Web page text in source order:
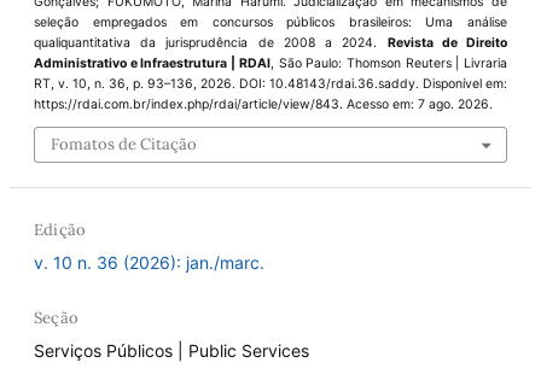
seleção empregados em concursos públicos brasileiros: Uma análise
qualiquantitativa da jurisprudência de 2008 a 2024. Revista de Direito
Administrativo e Infraestrutura | RDAI, São Paulo: Thomson Reuters | Livraria
RT, v. 10, n. 36, p. 93–136, 2026. DOI: 10.48143/rdai.36.saddy. Disponível em:
https://rdai.com.br/index.php/rdai/article/view/843. Acesso em: 7 ago. 2026.
Fomatos de Citação
Edição
v. 10 n. 36 (2026): jan./marc.
Seção
Serviços Públicos | Public Services